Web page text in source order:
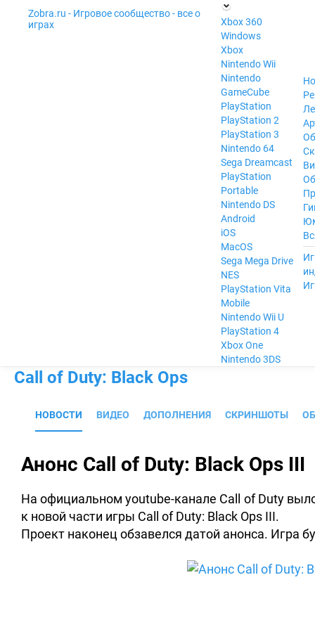
Zobra.ru - Игровое сообщество - все о
играх
П
ла
т
ф
ор
м
ы
Xbox 360
Windows
Xbox
Nintendo Wii
Nintendo
GameCube
PlayStation
PlayStation 2
PlayStation 3
Nintendo 64
Sega Dreamcast
PlayStation
Portable
Nintendo DS
Android
iOS
MacOS
Sega Mega Drive
NES
PlayStation Vita
Mobile
Nintendo Wii U
PlayStation 4
Xbox One
Nintendo 3DS
Call of Duty: Black Ops
НОВОСТИ ВИДЕО ДОПОЛНЕНИЯ СКРИНШОТЫ
Анонс Call of Duty: Black Ops III
На официальном youtube-канале Call of Duty
к новой части игры Call of Duty: Black Ops III.
Проект наконец обзавелся датой анонса. Игра